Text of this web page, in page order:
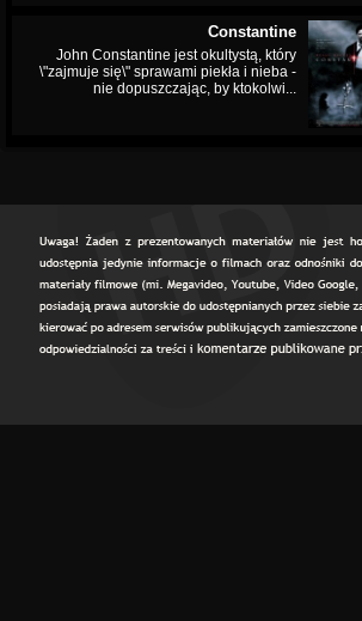
Constantine
John Constantine jest okultystą, który
\"zajmuje się\" sprawami piekła i nieba -
nie dopuszczając, by ktokolwi...